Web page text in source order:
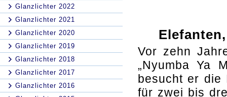
Glanzlichter 2022
Glanzlichter 2021
Glanzlichter 2020
Glanzlichter 2019
Glanzlichter 2018
Glanzlichter 2017
Glanzlichter 2016
Vor zehn
„Nyumba Ya
besucht er die
für zwei bis